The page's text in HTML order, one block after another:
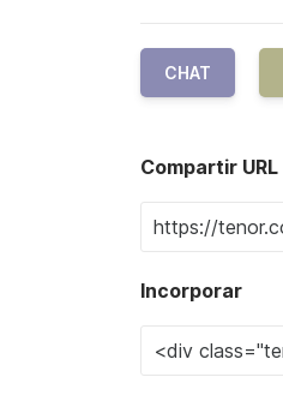
CHAT
Compartir URL
Incorporar